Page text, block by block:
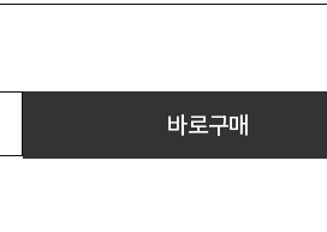
바로구매